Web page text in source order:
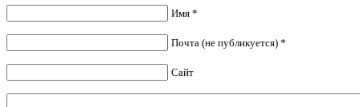
Имя *
Почта (не публикуется) *
Сайт